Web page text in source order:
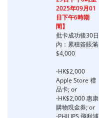
2025年09月01
日下午6時期
間】
批卡成功後30日
內：累積簽賬滿
$4,000
-HK$2,000
Apple Store 禮
品卡; or
-HK$2,000 惠康
購物現金券; or
-PHILIPS 飛利浦